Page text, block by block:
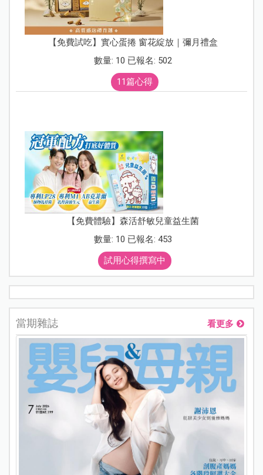
【免費試吃】實心蛋捲 窗花綻放｜彌月禮盒
數量: 10 已報名: 502
11篇心得
【免費體驗】森活舒敏兒童益生菌
數量: 10 已報名: 453
試用心得撰寫中
當期雜誌 看更多